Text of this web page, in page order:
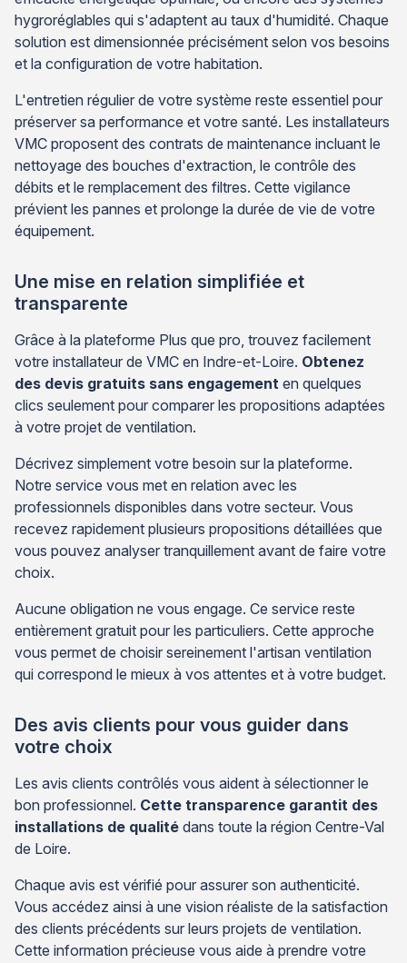
hygroréglables qui s'adaptent au taux d'humidité. Chaque
solution est dimensionnée précisément selon vos besoins
et la configuration de votre habitation.
L'entretien régulier de votre système reste essentiel pour
préserver sa performance et votre santé. Les installateurs
VMC proposent des contrats de maintenance incluant le
nettoyage des bouches d'extraction, le contrôle des
débits et le remplacement des filtres. Cette vigilance
prévient les pannes et prolonge la durée de vie de votre
équipement.
Une mise en relation simplifiée et
transparente
Grâce à la plateforme Plus que pro, trouvez facilement
votre installateur de VMC en Indre-et-Loire. Obtenez
des devis gratuits sans engagement en quelques
clics seulement pour comparer les propositions adaptées
à votre projet de ventilation.
Décrivez simplement votre besoin sur la plateforme.
Notre service vous met en relation avec les
professionnels disponibles dans votre secteur. Vous
recevez rapidement plusieurs propositions détaillées que
vous pouvez analyser tranquillement avant de faire votre
choix.
Aucune obligation ne vous engage. Ce service reste
entièrement gratuit pour les particuliers. Cette approche
vous permet de choisir sereinement l'artisan ventilation
qui correspond le mieux à vos attentes et à votre budget.
Des avis clients pour vous guider dans
votre choix
Les avis clients contrôlés vous aident à sélectionner le
bon professionnel. Cette transparence garantit des
installations de qualité dans toute la région Centre-Val
de Loire.
Chaque avis est vérifié pour assurer son authenticité.
Vous accédez ainsi à une vision réaliste de la satisfaction
des clients précédents sur leurs projets de ventilation.
Cette information précieuse vous aide à prendre votre